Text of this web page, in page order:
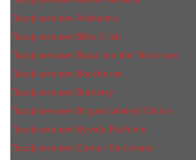
Парфюмерия Atkinsons
Парфюмерия Billie Eilish
Парфюмерия Boadicea the Victorious
Парфюмерия Boucheron
Парфюмерия Burberry
Парфюмерия Bvlgari Limited Edition
Парфюмерия Byredo Parfums
Парфюмерия Carner Barcelona